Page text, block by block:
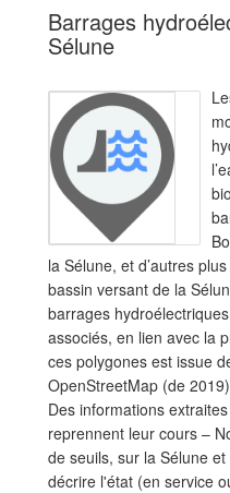
Barrages
Sélune
la Sélune, et d’autres
bassin versant de la
barrages
associés, en lien avec la
ces polygones est issue
OpenStreetMap (de
Des informations
reprennent leur cours –
de seuils, sur la Sélune
décrire l'état (en service